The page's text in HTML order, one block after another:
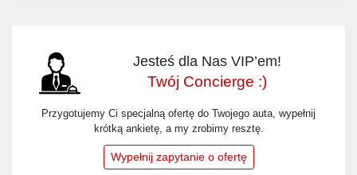
Jesteś dla Nas VIP’em!
Twój Concierge :)
Przygotujemy Ci specjalną ofertę do Twojego auta, wypełnij
krótką ankietę, a my zrobimy resztę.
Wypełnij zapytanie o ofertę